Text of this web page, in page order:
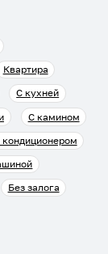
Квартира
С кухней
С камином
кондиционером
Без залога